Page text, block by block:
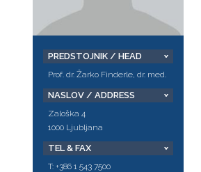
PREDSTOJNIK / HEAD
Prof. dr. Žarko Finderle, dr. med.
NASLOV / ADDRESS
Zaloška 4
1000 Ljubljana
TEL & FAX
T: +386 1 543 7500